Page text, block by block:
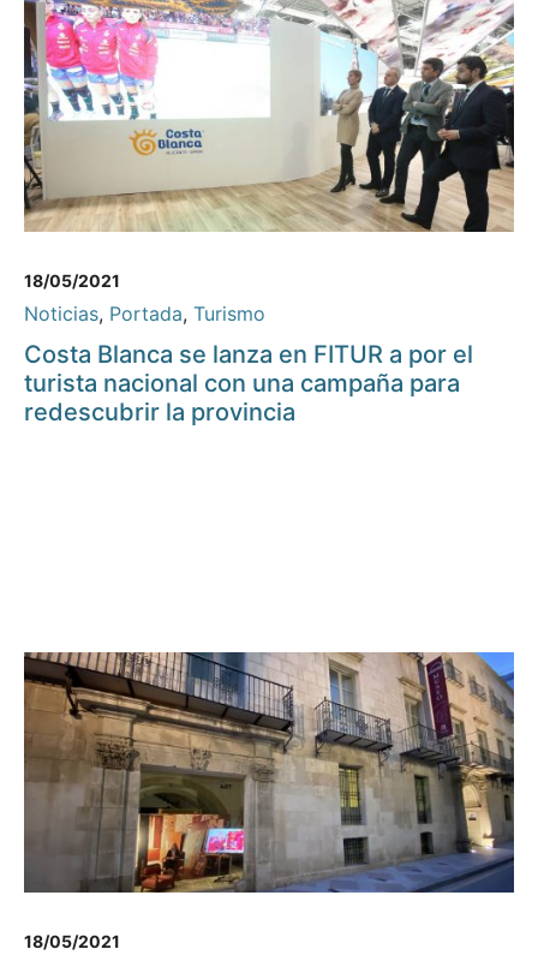
18/05/2021
Noticias, Portada, Turismo
Costa Blanca se lanza en FITUR a por el
turista nacional con una campaña para
redescubrir la provincia
18/05/2021